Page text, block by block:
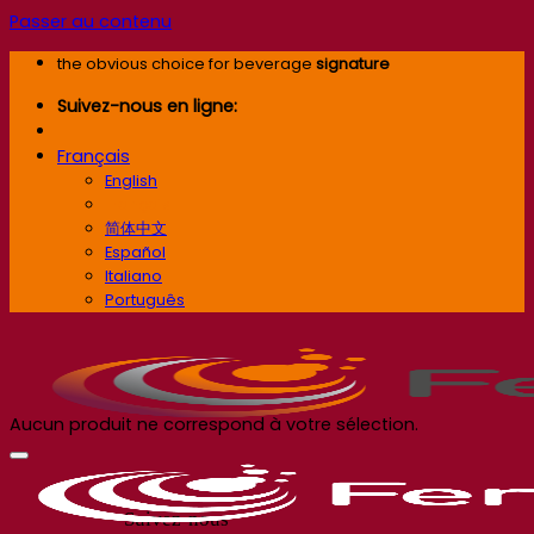
Passer au contenu
the obvious choice for beverage signature
Suivez-nous en ligne:
Français
English
简体中文
Español
Italiano
Português
Aucun produit ne correspond à votre sélection.
Suivez-nous